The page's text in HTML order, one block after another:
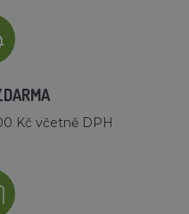
Kč včetně DPH